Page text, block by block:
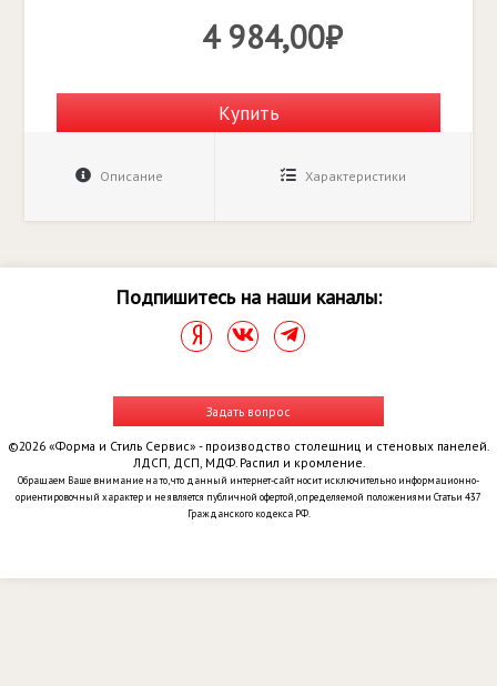
4 984,00₽
Купить
Описание Характеристики
Подпишитесь на наши каналы:
Задать вопрос
©2026 «Форма и Стиль Сервис» - производство столешниц и стеновых панелей.
ЛДСП, ДСП, МДФ. Распил и кромление.
Обращаем Ваше внимание на то, что данный интернет-сайт носит исключительно информационно-
ориентировочный характер и не является публичной офертой, определяемой положениями Статьи 437
Гражданского кодекса РФ.